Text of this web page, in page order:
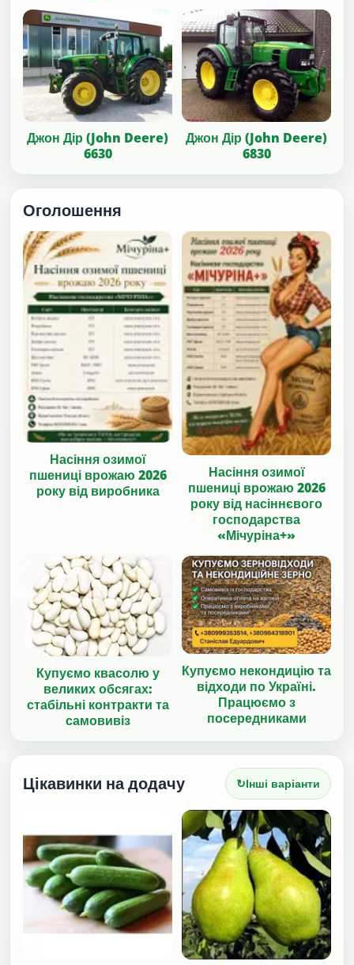
Джон Дір (John Deere)
6630
Джон Дір (John Deere)
6830
Оголошення
Насіння озимої
пшениці врожаю 2026
року від виробника
Насіння озимої
пшениці врожаю 2026
року від насіннєвого
господарства
«Мічуріна+»
Купуємо квасолю у
великих обсягах:
стабільні контракти та
самовивіз
Купуємо некондицію та
відходи по Україні.
Працюємо з
посередниками
Цікавинки на додачу ↻Інші варіанти